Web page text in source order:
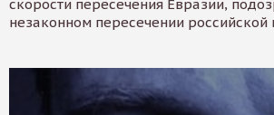
скорости пересечения Евразии,
незаконном пересечении